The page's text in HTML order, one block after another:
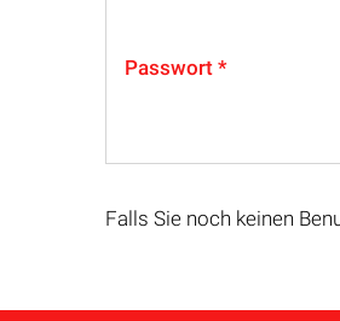
Passwort
Falls Sie noch keinen